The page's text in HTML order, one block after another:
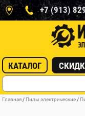
+7 (913)
КАТАЛОГ
Главная / Пилы электрические /